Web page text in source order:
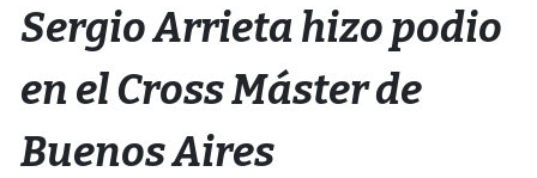
Sergio Arrieta hizo podio
en el Cross Máster de
Buenos Aires